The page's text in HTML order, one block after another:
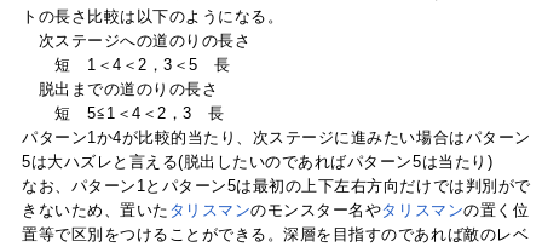
トの長さ比較は以下のようになる。
次ステージへの道のりの長さ
短 1＜4＜2，3＜5 長
脱出までの道のりの長さ
短 5≦1＜4＜2，3 長
パターン1か4が比較的当たり、次ステージに進みたい場合はパターン
5は大ハズレと言える(脱出したいのであればパターン5は当たり)
なお、パターン1とパターン5は最初の上下左右方向だけでは判別がで
きないため、置いた タリスマンのモンスター名やタリスマンの置く位
置等で区別をつけることができる。深層を目指すのであれば敵のレベ